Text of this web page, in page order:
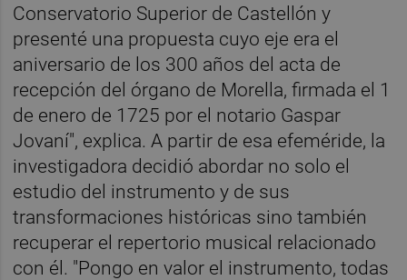
Conservatorio Superior de Castellón y
presenté una propuesta cuyo eje era el
aniversario de los 300 años del acta de
recepción del órgano de Morella, firmada el 1
de enero de 1725 por el notario Gaspar
Jovaní", explica. A partir de esa efeméride, la
investigadora decidió abordar no solo el
estudio del instrumento y de sus
transformaciones históricas sino también
recuperar el repertorio musical relacionado
con él. "Pongo en valor el instrumento, todas